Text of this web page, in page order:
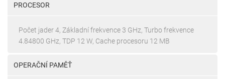
PROCESOR
Počet jader 4, Základní frekvence 3 GHz, Turbo frekvence
4.84800 GHz, TDP 12 W, Cache procesoru 12 MB
OPERAČNÍ PAMĚŤ